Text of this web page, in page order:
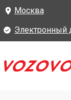
Москва
Электронный